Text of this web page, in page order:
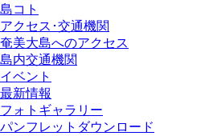
島コト
アクセス･交通機関
奄美大島へのアクセス
島内交通機関
イベント
最新情報
フォトギャラリー
パンフレットダウンロード